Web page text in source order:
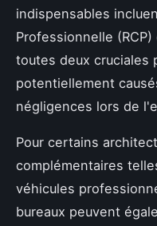
indispensables
Professionnelle
toutes deux cruciales
potentiellement
négligences lors de
Pour certains
complémentaires
véhicules
bureaux peuvent